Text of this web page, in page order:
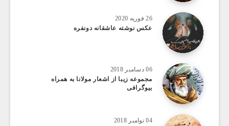
26 فوریه 2020
عکس نوشته عاشقانه دونفره
06 دسامبر 2018
مجموعه زیبا از اشعار مولانا به همراه
بیوگرافی
04 نوامبر 2018